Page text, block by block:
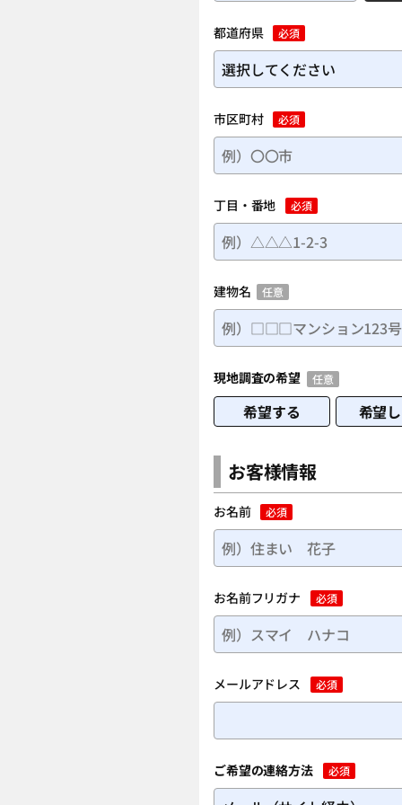
・リフォームで実現したいこと
・リフォーム箇所の詳細情報
都道府県 必須
市区町村 必須
丁目・番地 必須
建物名 任意
現地調査の希望 任意
希望する 希望
お客様情報
お名前 必須
お名前フリガナ 必須
メールアドレス 必須
ご希望の連絡方法 必須